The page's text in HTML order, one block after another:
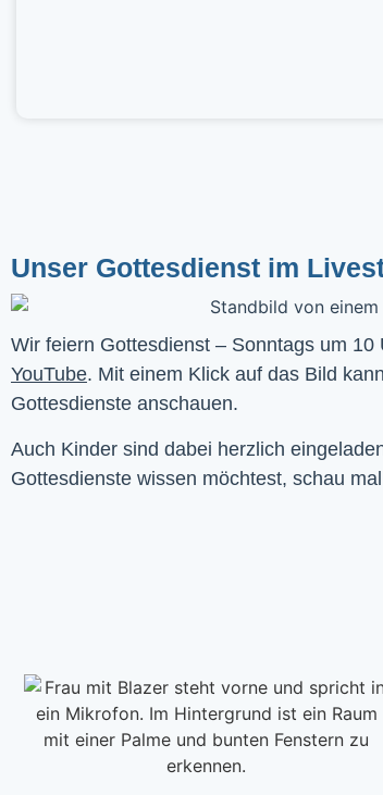
Unser Gottesdienst im
YouTube. Mit einem Klick auf das Bild
Gottesdienste anschauen.
Auch Kinder sind dabei herzlich
Gottesdienste wissen möchtest, schau mal